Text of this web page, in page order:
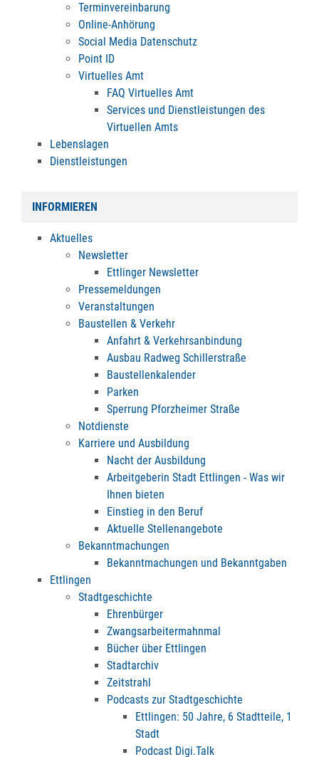
Terminvereinbarung
Online-Anhörung
Social Media Datenschutz
Point ID
Virtuelles Amt
FAQ Virtuelles Amt
Services und Dienstleistungen des
Virtuellen Amts
Lebenslagen
Dienstleistungen
INFORMIEREN
Aktuelles
Newsletter
Ettlinger Newsletter
Pressemeldungen
Veranstaltungen
Baustellen & Verkehr
Anfahrt & Verkehrsanbindung
Ausbau Radweg Schillerstraße
Baustellenkalender
Parken
Sperrung Pforzheimer Straße
Notdienste
Karriere und Ausbildung
Nacht der Ausbildung
Arbeitgeberin Stadt Ettlingen - Was wir
Ihnen bieten
Einstieg in den Beruf
Aktuelle Stellenangebote
Bekanntmachungen
Bekanntmachungen und Bekanntgaben
Ettlingen
Stadtgeschichte
Ehrenbürger
Zwangsarbeitermahnmal
Bücher über Ettlingen
Stadtarchiv
Zeitstrahl
Podcasts zur Stadtgeschichte
Ettlingen: 50 Jahre, 6 Stadtteile, 1
Stadt
Podcast Digi.Talk